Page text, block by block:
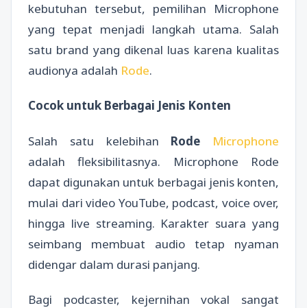
kebutuhan tersebut, pemilihan Microphone
yang tepat menjadi langkah utama. Salah
satu brand yang dikenal luas karena kualitas
audionya adalah Rode.
Cocok untuk Berbagai Jenis Konten
Salah satu kelebihan Rode
Microphone
adalah fleksibilitasnya. Microphone Rode
dapat digunakan untuk berbagai jenis konten,
mulai dari video YouTube, podcast, voice over,
hingga live streaming. Karakter suara yang
seimbang membuat audio tetap nyaman
didengar dalam durasi panjang.
Bagi podcaster, kejernihan vokal sangat